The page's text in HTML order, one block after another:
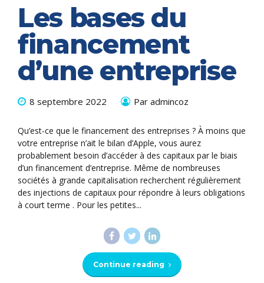
Les bases du
financement
d’une entreprise
8 septembre 2022 Par admincoz
Qu’est-ce que le financement des entreprises ? À moins que
votre entreprise n’ait le bilan d’Apple, vous aurez
probablement besoin d’accéder à des capitaux par le biais
d’un financement d’entreprise. Même de nombreuses
sociétés à grande capitalisation recherchent régulièrement
des injections de capitaux pour répondre à leurs obligations
à court terme . Pour les petites...
Continue reading